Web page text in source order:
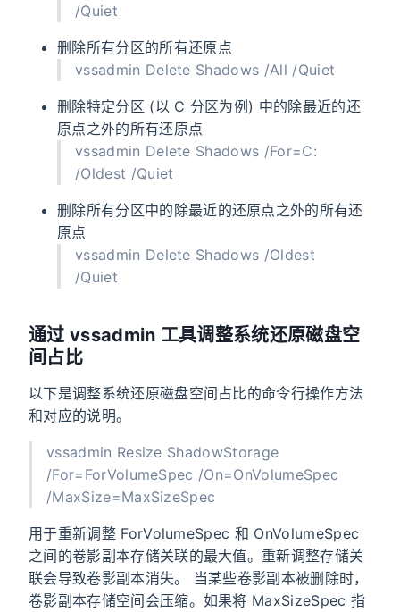
/Quiet
删除所有分区的所有还原点
vssadmin Delete Shadows /All /Quiet
删除特定分区 (以 C 分区为例) 中的除最近的还
原点之外的所有还原点
vssadmin Delete Shadows /For=C:
/Oldest /Quiet
删除所有分区中的除最近的还原点之外的所有还
原点
vssadmin Delete Shadows /Oldest
/Quiet
通过 vssadmin 工具调整系统还原磁盘空
间占比
以下是调整系统还原磁盘空间占比的命令行操作方法
和对应的说明。
vssadmin Resize ShadowStorage
/For=ForVolumeSpec /On=OnVolumeSpec
/MaxSize=MaxSizeSpec
用于重新调整 ForVolumeSpec 和 OnVolumeSpec
之间的卷影副本存储关联的最大值。重新调整存储关
联会导致卷影副本消失。 当某些卷影副本被删除时，
卷影副本存储空间会压缩。如果将 MaxSizeSpec 指